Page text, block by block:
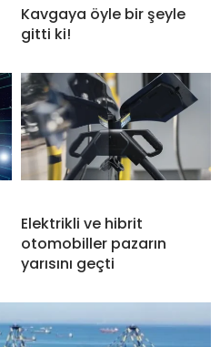
Kavgaya öyle bir şeyle
gitti ki!
Elektrikli ve hibrit
otomobiller pazarın
yarısını geçti